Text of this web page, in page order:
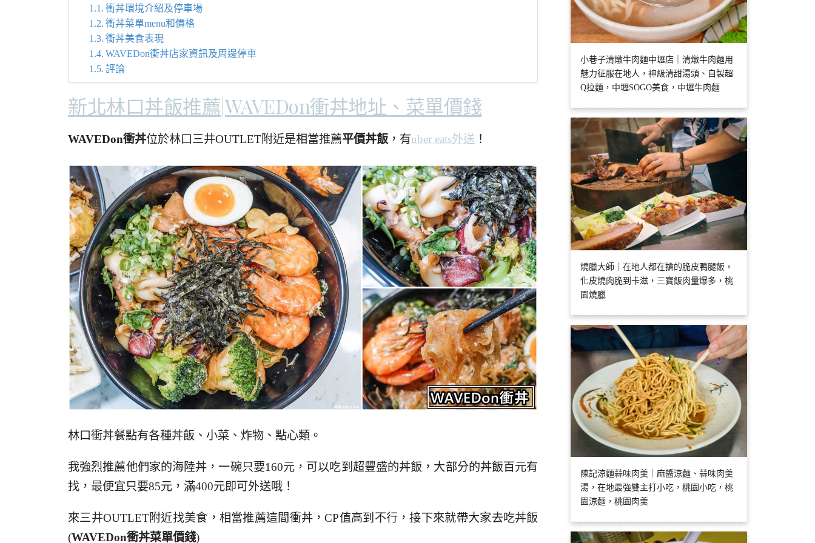
衝丼環境介紹及停車場
衝丼菜單menu和價格
衝丼美食表現
WAVEDon衝丼店家資訊及周邊停車
評論
新北林口丼飯推薦|WAVEDon衝丼地址、菜單價錢
WAVEDon衝丼位於林口三井OUTLET附近是相當推薦平價丼飯 ，有uber eats外送 ！
林口衝丼餐點有各種丼飯、小菜、炸物、點心類。
我強烈推薦他們家的海陸丼，一碗只要160元，可以吃到超豐盛的丼飯，大部分的丼飯百元有
找，最便宜只要85元，滿400元即可外送哦！
來三井OUTLET附近找美食，相當推薦這間衝丼，CP值高到不行，接下來就帶大家去吃丼飯
(WAVEDon衝丼菜單價錢)
小巷子清燉牛肉麵中壢店｜清燉牛肉麵用
魅力征服在地人，神級清甜湯頭、自製超
Q拉麵，中壢SOGO美食，中壢牛肉麵
燒臘大師｜在地人都在搶的脆皮鴨腿飯，
化皮燒肉脆到卡滋，三寶飯肉量爆多，桃
園燒臘
陳記涼麵蒜味肉羹｜麻醬涼麵、蒜味肉羹
湯，在地最強雙主打小吃，桃園小吃，桃
園涼麵，桃園肉羹